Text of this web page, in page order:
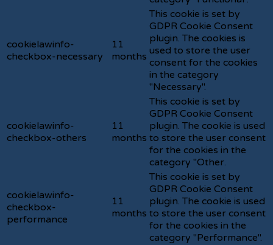
cookielawinfo-
checkbox-necessary
11
months
This cookie is set by
GDPR Cookie Consent
plugin. The cookies is
used to store the user
consent for the cookies
in the category
"Necessary".
cookielawinfo-
checkbox-others
11
months
This cookie is set by
GDPR Cookie Consent
plugin. The cookie is used
to store the user consent
for the cookies in the
category "Other.
cookielawinfo-
checkbox-
performance
11
months
This cookie is set by
GDPR Cookie Consent
plugin. The cookie is used
to store the user consent
for the cookies in the
category "Performance".